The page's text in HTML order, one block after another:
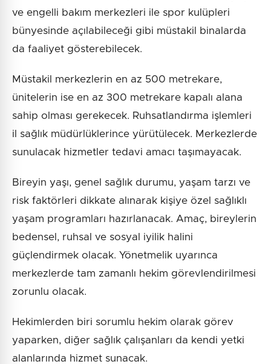
ve engelli bakım merkezleri ile spor kulüpleri
bünyesinde açılabileceği gibi müstakil binalarda
da faaliyet gösterebilecek.
Müstakil merkezlerin en az 500 metrekare,
ünitelerin ise en az 300 metrekare kapalı alana
sahip olması gerekecek. Ruhsatlandırma işlemleri
il sağlık müdürlüklerince yürütülecek. Merkezlerde
sunulacak hizmetler tedavi amacı taşımayacak.
Bireyin yaşı, genel sağlık durumu, yaşam tarzı ve
risk faktörleri dikkate alınarak kişiye özel sağlıklı
yaşam programları hazırlanacak. Amaç, bireylerin
bedensel, ruhsal ve sosyal iyilik halini
güçlendirmek olacak. Yönetmelik uyarınca
merkezlerde tam zamanlı hekim görevlendirilmesi
zorunlu olacak.
Hekimlerden biri sorumlu hekim olarak görev
yaparken, diğer sağlık çalışanları da kendi yetki
alanlarında hizmet sunacak.